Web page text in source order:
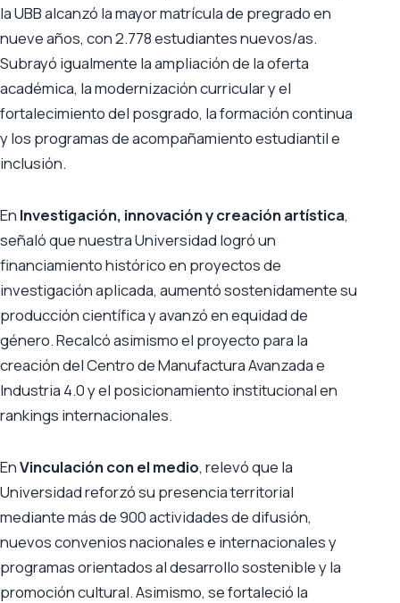
la UBB alcanzó la mayor matrícula de pregrado en
nueve años, con 2.778 estudiantes nuevos/as.
Subrayó igualmente la ampliación de la oferta
académica, la modernización curricular y el
fortalecimiento del posgrado, la formación continua
y los programas de acompañamiento estudiantil e
inclusión.
En Investigación, innovación y creación artística,
señaló que nuestra Universidad logró un
financiamiento histórico en proyectos de
investigación aplicada, aumentó sostenidamente su
producción científica y avanzó en equidad de
género. Recalcó asimismo el proyecto para la
creación del Centro de Manufactura Avanzada e
Industria 4.0 y el posicionamiento institucional en
rankings internacionales.
EnVinculación con el medio, relevó que la
Universidad reforzó su presencia territorial
mediante más de 900 actividades de difusión,
nuevos convenios nacionales e internacionales y
programas orientados al desarrollo sostenible y la
promoción cultural. Asimismo, se fortaleció la